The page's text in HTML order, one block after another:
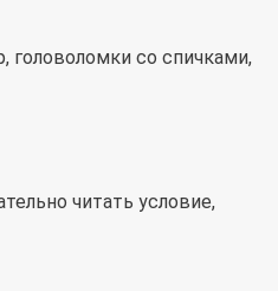
головоломки со спичками,
читать условие,